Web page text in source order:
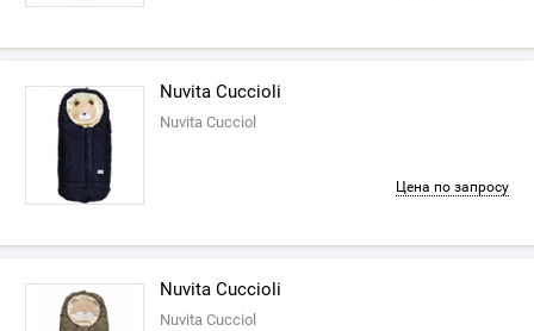
Nuvita Cuccioli
Nuvita Cucciol
Цена по запросу
Nuvita Cuccioli
Nuvita Cucciol